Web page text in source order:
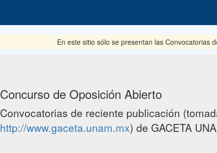
En este sitio sólo se presentan las Convocatorias del
Concurso de Oposición Abierto
Convocatorias de reciente publicación
http://www.gaceta.unam.mx) de GACETA